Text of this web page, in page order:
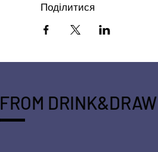
Поділитися
FROM